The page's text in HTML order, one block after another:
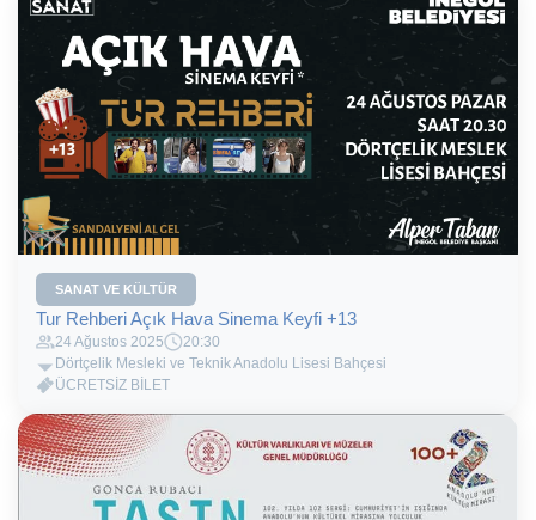
SANAT VE KÜLTÜR
Tur Rehberi Açık Hava Sinema Keyfi +13
24 Ağustos 2025
20:30
Dörtçelik Mesleki ve Teknik Anadolu Lisesi Bahçesi
ÜCRETSİZ BİLET